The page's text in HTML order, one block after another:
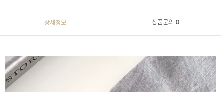
상세정보 상품문의 0